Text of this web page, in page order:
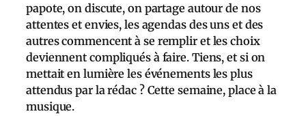
papote, on discute, on partage autour de nos
attentes et envies, les agendas des uns et des
autres commencent à se remplir et les choix
deviennent compliqués à faire. Tiens, et si on
mettait en lumière les événements les plus
attendus par la rédac ? Cette semaine, place à la
musique.